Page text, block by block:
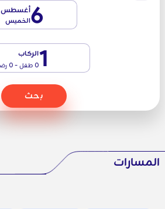
6أغسطس
الخميس
1الركاب
0 طفل - 0 رضيع
بحث
المسارات